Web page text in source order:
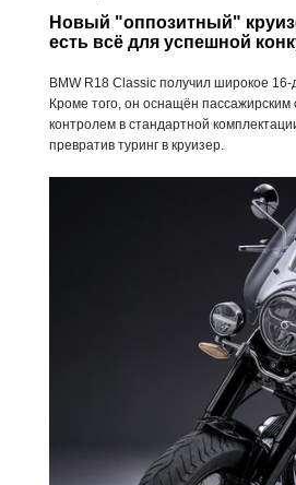
Новый "оппозитный"
есть всё для успешной
BMW R18 Classic получил широкое
Кроме того, он оснащён
контролем в стандартной
превратив туринг в круизер.